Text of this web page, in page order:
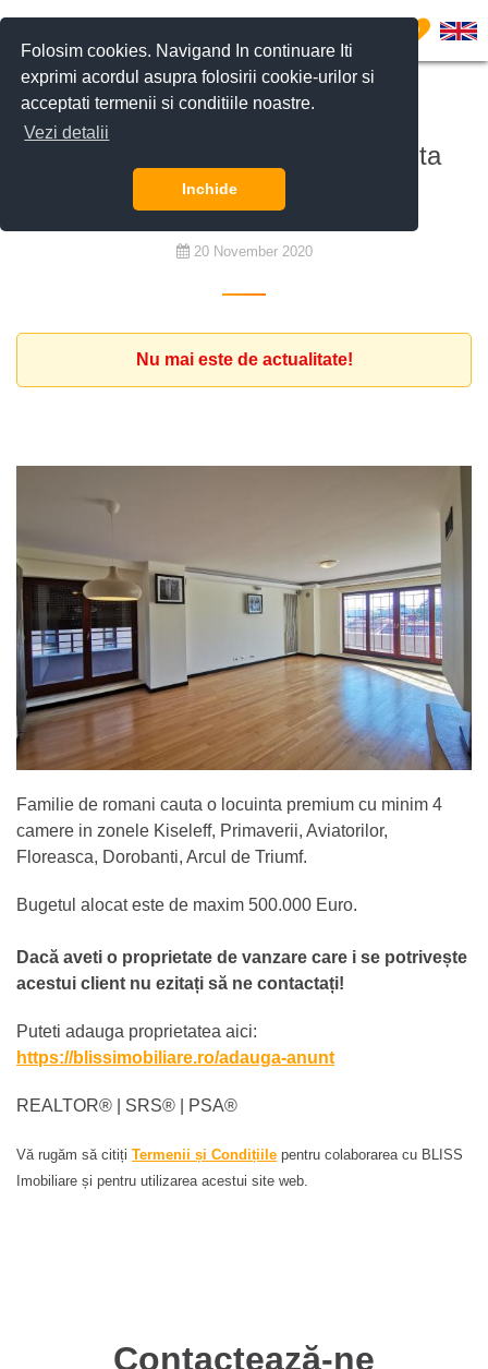
Folosim cookies. Navigand In continuare Iti
exprimi acordul asupra folosirii cookie-urilor si
acceptati termenii si conditiile noastre.
Vezi detalii
Inchide
0
De cumpărat
Familie de romani cauta o locuinta
premium cu minim 4 camere.
20 November 2020
Nu mai este de actualitate!
Familie de romani cauta o locuinta premium cu minim 4
camere in zonele Kiseleff, Primaverii, Aviatorilor,
Floreasca, Dorobanti, Arcul de Triumf.
Bugetul alocat este de maxim 500.000 Euro.
Dacă aveti o proprietate de vanzare care i se potrivește
acestui client nu ezitați să ne contactați!
Puteti adauga proprietatea aici:
https://blissimobiliare.ro/adauga-anunt
REALTOR®️ | SRS®️ | PSA®️
Vă rugăm să citiți Termenii și Condițiile pentru colaborarea cu BLISS
Imobiliare și pentru utilizarea acestui site web.
Contactează-ne